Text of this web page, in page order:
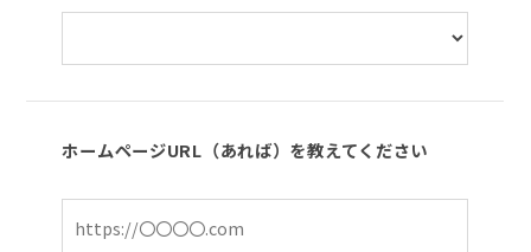
ホームページURL（あれば）を教えてください